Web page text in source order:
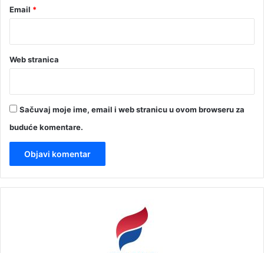
Email *
Web stranica
Sačuvaj moje ime, email i web stranicu u ovom browseru za
buduće komentare.